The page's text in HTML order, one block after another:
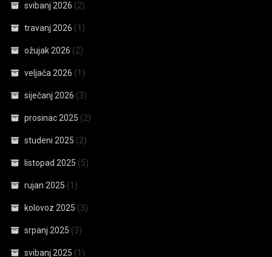
svibanj 2026 (2)
travanj 2026 (1)
ožujak 2026 (2)
veljača 2026 (1)
siječanj 2026 (3)
prosinac 2025 (2)
studeni 2025 (2)
listopad 2025 (5)
rujan 2025 (1)
kolovoz 2025 (3)
srpanj 2025 (3)
svibanj 2025 (1)